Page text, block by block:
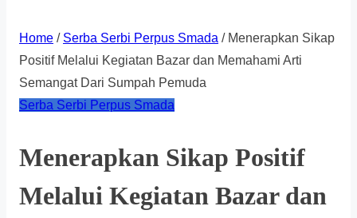
Home / Serba Serbi Perpus Smada / Menerapkan Sikap
Positif Melalui Kegiatan Bazar dan Memahami Arti
Semangat Dari Sumpah Pemuda
Serba Serbi Perpus Smada
Menerapkan Sikap Positif
Melalui Kegiatan Bazar dan